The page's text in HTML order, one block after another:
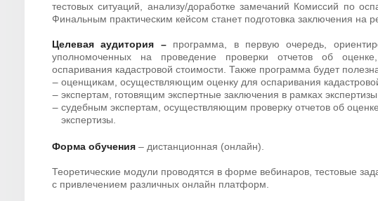
тестовых ситуаций, анализу/доработке замечаний Комиссий по
Финальным практическим кейсом станет подготовка заключения на
Целевая аудитория – программа, в первую очередь,
уполномоченных на проведение проверки отчетов об
оспаривания кадастровой стоимости. Также программа будет
оценщикам, осуществляющим оценку для оспаривания
экспертам, готовящим экспертные заключения в рамках
судебным экспертам, осуществляющим проверку отчетов об
экспертизы.
Форма обучения – дистанционная (онлайн).
Теоретические модули проводятся в форме вебинаров, тестовые
с привлечением различных онлайн платформ.